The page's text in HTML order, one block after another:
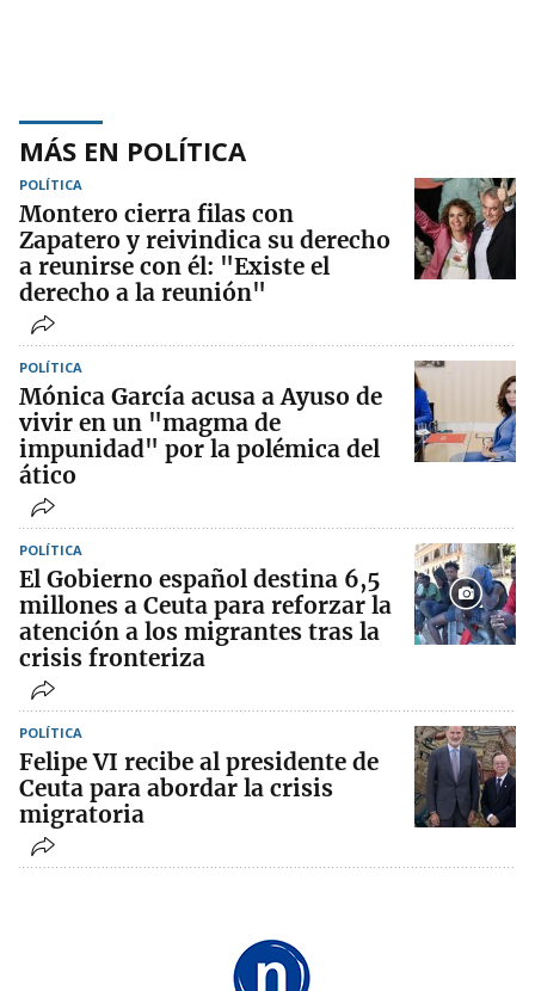
MÁS EN POLÍTICA
POLÍTICA
Montero cierra filas con
Zapatero y reivindica su derecho
a reunirse con él: "Existe el
derecho a la reunión"
POLÍTICA
Mónica García acusa a Ayuso de
vivir en un "magma de
impunidad" por la polémica del
ático
POLÍTICA
El Gobierno español destina 6,5
millones a Ceuta para reforzar la
atención a los migrantes tras la
crisis fronteriza
POLÍTICA
Felipe VI recibe al presidente de
Ceuta para abordar la crisis
migratoria